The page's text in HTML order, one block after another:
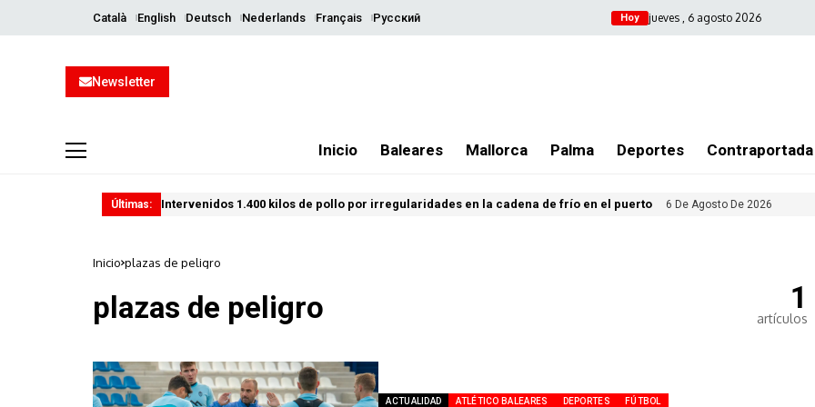
Català English Deutsch Nederlands Français Русский Hoy jueves , 6 agosto 2026
Newsletter
Inicio Baleares Mallorca Palma Deportes Contraportada
Últimas: Intervenidos 1.400 kilos de pollo por irregularidades en la cadena de frío en el puerto 6 De Agosto De 2026
Inicio plazas de peligro
plazas de peligro 1
artículos
ACTUALIDAD ATLÉTICO BALEARES DEPORTES FÚTBOL